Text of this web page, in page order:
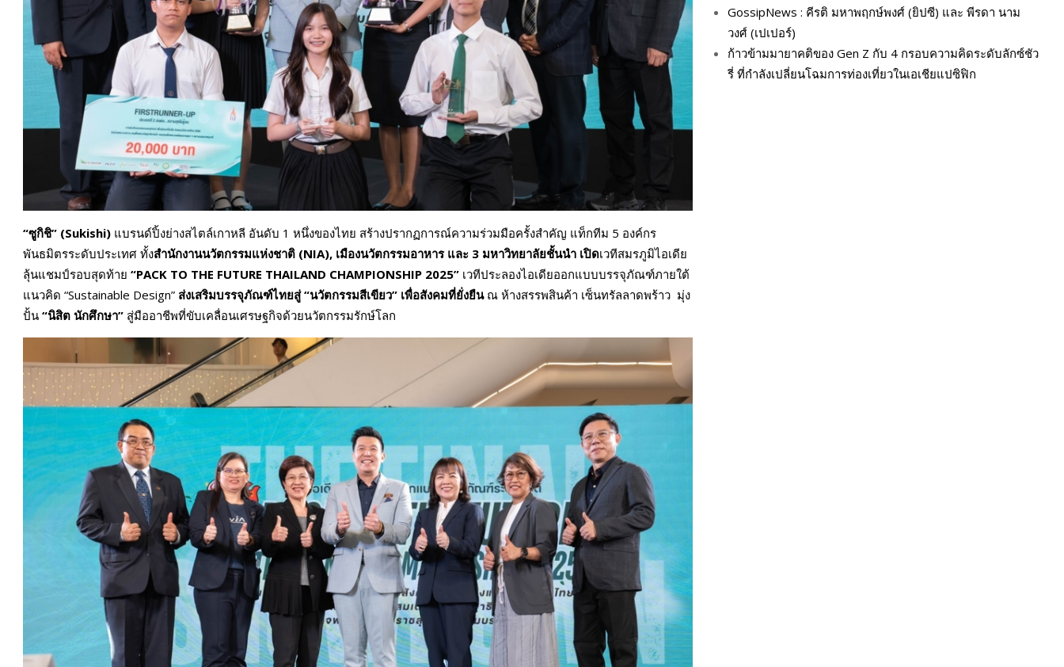
“ซูกิชิ” (Sukishi) แบรนด์ปิ้งย่างสไตล์เกาหลี อันดับ 1 หนึ่งของไทย สร้างปรากฏการณ์ความร่วมมือครั้งสำคัญ แท็กทีม 5 องค์กร
พันธมิตรระดับประเทศ ทั้งสำนักงานนวัตกรรมแห่งชาติ (NIA), เมืองนวัตกรรมอาหาร และ 3 มหาวิทยาลัยชั้นนำ เปิดเวทีสมรภูมิไอเดีย
ลุ้นแชมป์รอบสุดท้าย “PACK TO THE FUTURE THAILAND CHAMPIONSHIP 2025” เวทีประลองไอเดียออกแบบบรรจุภัณฑ์ภายใต้
แนวคิด “Sustainable Design” ส่งเสริมบรรจุภัณฑ์ไทยสู่ “นวัตกรรมสีเขียว” เพื่อสังคมที่ยั่งยืน ณ ห้างสรรพสินค้า เซ็นทรัลลาดพร้าว มุ่ง
ปั้น “นิสิต นักศึกษา” สู่มืออาชีพที่ขับเคลื่อนเศรษฐกิจด้วยนวัตกรรมรักษ์โลก
GossipNews : คีรติ มหาพฤกษ์พงศ์ (ยิปซี) และ พีรดา นาม
วงศ์ (เปเปอร์)
ก้าวข้ามมายาคติของ Gen Z กับ 4 กรอบความคิดระดับลักซ์ชัว
รี่ ที่กำลังเปลี่ยนโฉมการท่องเที่ยวในเอเชียแปซิฟิก